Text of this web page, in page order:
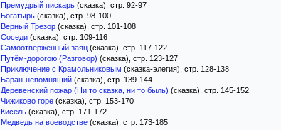
Премудрый пискарь (сказка), стр. 92-97
Богатырь (сказка), стр. 98-100
Верный Трезор (сказка), стр. 101-108
Соседи (сказка), стр. 109-116
Самоотверженный заяц (сказка), стр. 117-122
Путём-дорогою (Разговор) (сказка), стр. 123-127
Приключение с Крамольниковым (сказка-элегия), стр. 128-138
Баран-непомнящий (сказка), стр. 139-144
Деревенский пожар (Ни то сказка, ни то быль) (сказка), стр. 145-152
Чижиково горе (сказка), стр. 153-170
Кисель (сказка), стр. 171-172
Медведь на воеводстве (сказка), стр. 173-185